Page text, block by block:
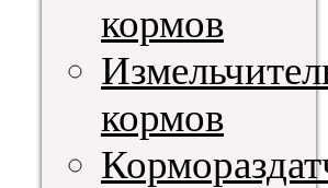
кормов
кормов